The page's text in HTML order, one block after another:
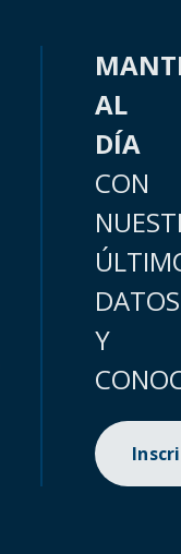
AL
DÍA
CON
DATOS
Y